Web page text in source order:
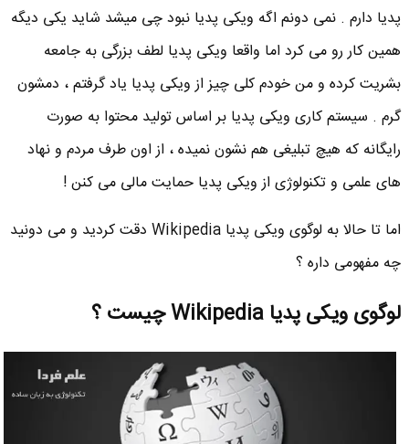
پدیا دارم . نمی دونم اگه ویکی پدیا نبود چی میشد شاید یکی دیگه
همین کار رو می کرد اما واقعا ویکی پدیا لطف بزرگی به جامعه
بشریت کرده و من خودم کلی چیز از ویکی پدیا یاد گرفتم ، دمشون
گرم . سیستم کاری ویکی پدیا بر اساس تولید محتوا به صورت
رایگانه که هیچ تبلیغی هم نشون نمیده ، از اون طرف مردم و نهاد
های علمی و تکنولوژی از ویکی پدیا حمایت مالی می کنن !
اما تا حالا به لوگوی ویکی پدیا Wikipedia دقت کردید و می دونید
چه مفهومی داره ؟
لوگوی ویکی پدیا Wikipedia چیست ؟